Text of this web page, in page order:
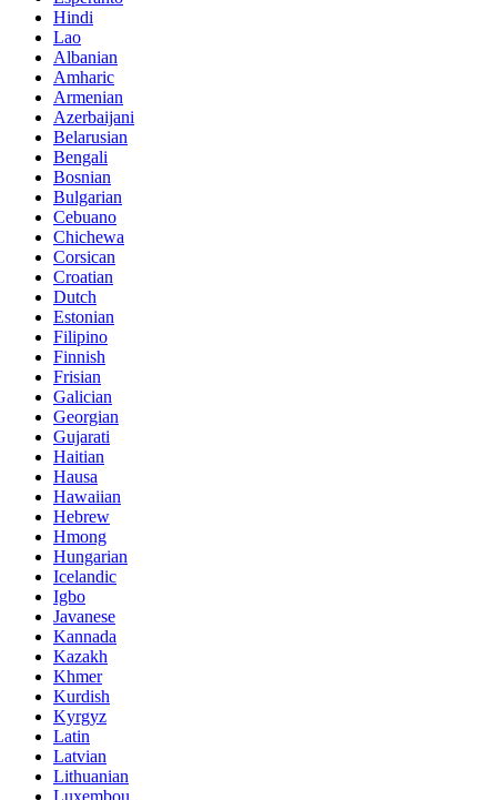
Hindi
Lao
Albanian
Amharic
Armenian
Azerbaijani
Belarusian
Bengali
Bosnian
Bulgarian
Cebuano
Chichewa
Corsican
Croatian
Dutch
Estonian
Filipino
Finnish
Frisian
Galician
Georgian
Gujarati
Haitian
Hausa
Hawaiian
Hebrew
Hmong
Hungarian
Icelandic
Igbo
Javanese
Kannada
Kazakh
Khmer
Kurdish
Kyrgyz
Latin
Latvian
Lithuanian
Luxembou..